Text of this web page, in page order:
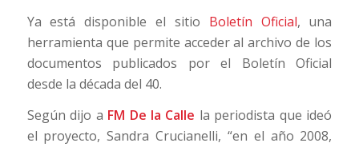
Ya está disponible el sitio Boletín Oficial, una
herramienta que permite acceder al archivo de los
documentos publicados por el Boletín Oficial
desde la década del 40.
Según dijo a FM De la Calle la periodista que ideó
el proyecto, Sandra Crucianelli, “en el año 2008,